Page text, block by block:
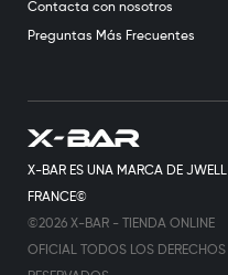
X-BAR ES UNA MARCA DE JWELL
FRANCE©
©2026 X-BAR - TIENDA ONLINE
OFICIAL TODOS LOS DERECHOS
Contacta con nosotros
Preguntas Más Frecuentes